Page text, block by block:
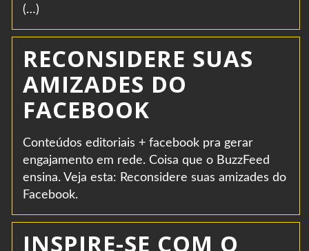
(…)
RECONSIDERE SUAS
AMIZADES DO
FACEBOOK
Conteúdos editoriais + facebook pra gerar
engajamento em rede. Coisa que o BuzzFeed
ensina. Veja esta: Reconsidere suas amizades do
Facebook.
INSPIRE-SE COM O